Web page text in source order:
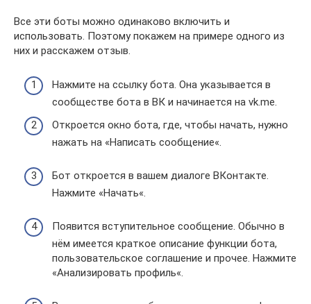
Все эти боты можно одинаково включить и
использовать. Поэтому покажем на примере одного из
них и расскажем отзыв.
Нажмите на ссылку бота. Она указывается в
сообществе бота в ВК и начинается на vk.me.
Откроется окно бота, где, чтобы начать, нужно
нажать на «Написать сообщение«.
Бот откроется в вашем диалоге ВКонтакте.
Нажмите «Начать«.
Появится вступительное сообщение. Обычно в
нём имеется краткое описание функции бота,
пользовательское соглашение и прочее. Нажмите
«Анализировать профиль«.